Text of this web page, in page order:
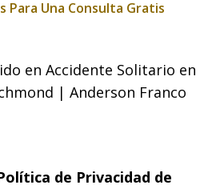
Para Una Consulta Gratis
en Accidente Solitario en
| Anderson Franco
de Privacidad de